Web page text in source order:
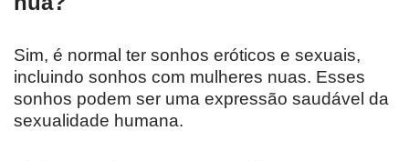
Sim, é normal ter sonhos eróticos e sexuais,
incluindo sonhos com mulheres nuas. Esses
sonhos podem ser uma expressão saudável da
sexualidade humana.